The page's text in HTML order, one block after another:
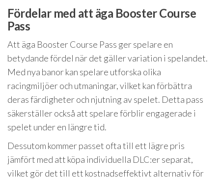
Fördelar med att äga Booster Course
Pass
Att äga Booster Course Pass ger spelare en
betydande fördel när det gäller variation i spelandet.
Med nya banor kan spelare utforska olika
racingmiljöer och utmaningar, vilket kan förbättra
deras färdigheter och njutning av spelet. Detta pass
säkerställer också att spelare förblir engagerade i
spelet under en längre tid.
Dessutom kommer passet ofta till ett lägre pris
jämfört med att köpa individuella DLC:er separat,
vilket gör det till ett kostnadseffektivt alternativ för